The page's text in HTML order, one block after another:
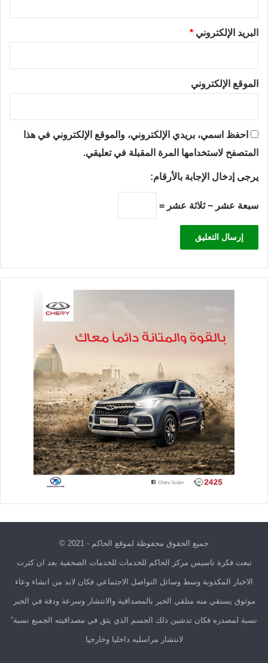
البريد الإلكتروني *
الموقع الإلكتروني
احفظ اسمي، بريدي الإلكتروني، والموقع الإلكتروني في هذا
المتصفح لاستخدامها المرة المقبلة في تعليقي.
يرجى إدخال الإجابة بالأرقام:
سبعة عشر − ثلاثة عشر =
جميع الحقوق محفوظة لموقع الحاكم - 2021 ©
نبعت فكرة تاسيس مركز الحاكم للخدمات للخدمات الصحفية بعد ان كثرت
الاخبار المكذوبة وسط وسائل التواصل الاجتماعي فكان لابد من انشاء وعاء
موثوق يستقي منه متلقي الخبر بالمصداقية والانتشار وسرعة ودقة في الخبر
نسبة لمصدره فكان تدشين ذلك الجسم الذي يثق في مصداقيته الجميع نسبة”
لانتشار مراسليه داخليا وخارجيا